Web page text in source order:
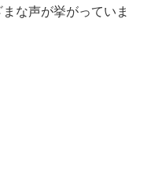
な声が挙がっていま